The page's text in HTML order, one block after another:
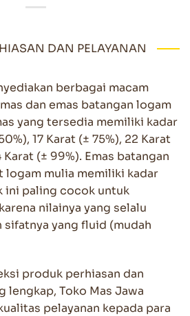
DAN PELAYANAN
berbagai macam
dan emas batangan logam
yang tersedia memiliki kadar
17 Karat (± 75%), 22 Karat
(± 99%). Emas batangan
logam mulia memiliki kadar
ini paling cocok untuk
nilainya yang selalu
sifatnya yang fluid (mudah
produk perhiasan dan
lengkap, Toko Mas Jawa
pelayanan kepada para